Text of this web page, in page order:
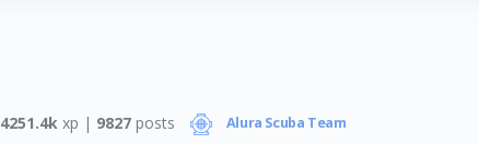
4251.4k xp | 9827 posts Alura Scuba Team